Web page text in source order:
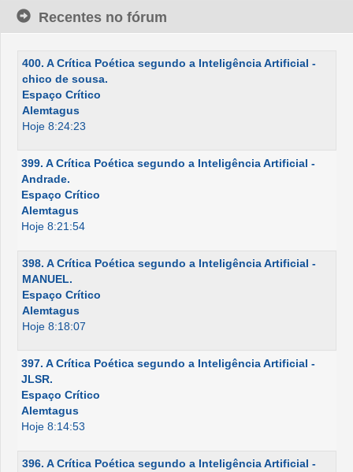
Recentes no fórum
400. A Crítica Poética segundo a Inteligência Artificial -
chico de sousa.
Espaço Crítico
Alemtagus
Hoje 8:24:23
399. A Crítica Poética segundo a Inteligência Artificial -
Andrade.
Espaço Crítico
Alemtagus
Hoje 8:21:54
398. A Crítica Poética segundo a Inteligência Artificial -
MANUEL.
Espaço Crítico
Alemtagus
Hoje 8:18:07
397. A Crítica Poética segundo a Inteligência Artificial -
JLSR.
Espaço Crítico
Alemtagus
Hoje 8:14:53
396. A Crítica Poética segundo a Inteligência Artificial -